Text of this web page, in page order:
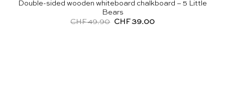
Double-sided wooden whiteboard chalkboard – 5 Little
Bears
CHF49.90
Le
CHF 39.00Le